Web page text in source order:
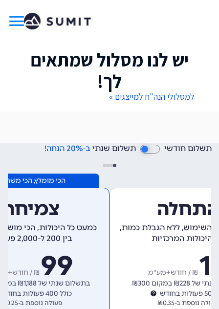
יש לנו מסלול שמתאים
לך!
למסלולי הנה"ח למייצגים »